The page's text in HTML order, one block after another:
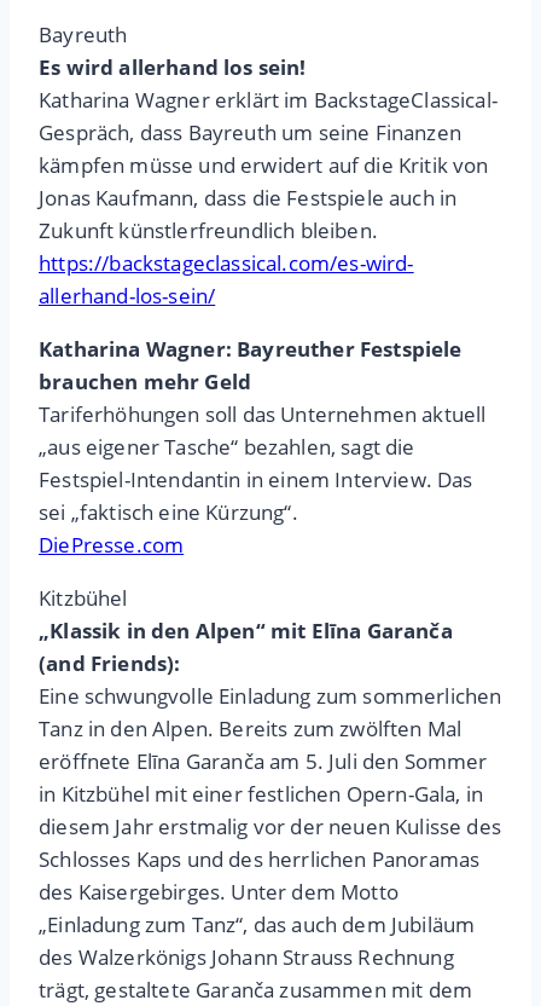
Bayreuth
Es wird allerhand los sein!
Katharina Wagner erklärt im BackstageClassical-
Gespräch, dass Bayreuth um seine Finanzen
kämpfen müsse und erwidert auf die Kritik von
Jonas Kaufmann, dass die Festspiele auch in
Zukunft künstlerfreundlich bleiben.
https://backstageclassical.com/es-wird-
allerhand-los-sein/
Katharina Wagner: Bayreuther Festspiele
brauchen mehr Geld
Tariferhöhungen soll das Unternehmen aktuell
„aus eigener Tasche“ bezahlen, sagt die
Festspiel-Intendantin in einem Interview. Das
sei „faktisch eine Kürzung“.
DiePresse.com
Kitzbühel
„Klassik in den Alpen“ mit Elīna Garanča
(and Friends):
Eine schwungvolle Einladung zum sommerlichen
Tanz in den Alpen. Bereits zum zwölften Mal
eröffnete Elīna Garanča am 5. Juli den Sommer
in Kitzbühel mit einer festlichen Opern-Gala, in
diesem Jahr erstmalig vor der neuen Kulisse des
Schlosses Kaps und des herrlichen Panoramas
des Kaisergebirges. Unter dem Motto
„Einladung zum Tanz“, das auch dem Jubiläum
des Walzerkönigs Johann Strauss Rechnung
trägt, gestaltete Garanča zusammen mit dem